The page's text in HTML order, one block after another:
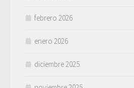
febrero 2026
enero 2026
diciembre 2025